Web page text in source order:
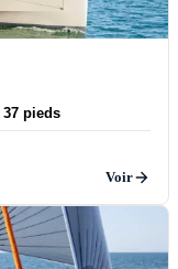
37 pieds
Voir